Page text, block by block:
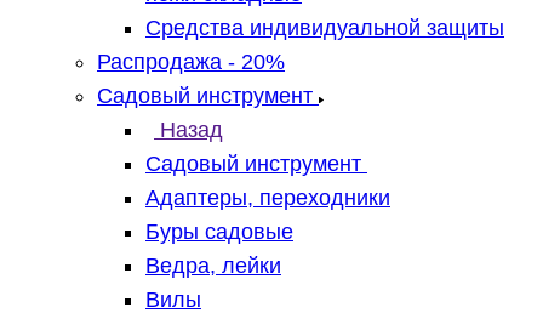
Средства индивидуальной защиты
Распродажа - 20%
Садовый инструмент
Назад
Садовый инструмент
Адаптеры, переходники
Буры садовые
Ведра, лейки
Вилы